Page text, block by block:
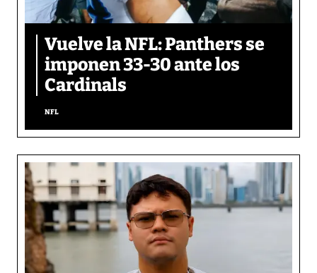
Vuelve la NFL: Panthers se
imponen 33-30 ante los
Cardinals
NFL